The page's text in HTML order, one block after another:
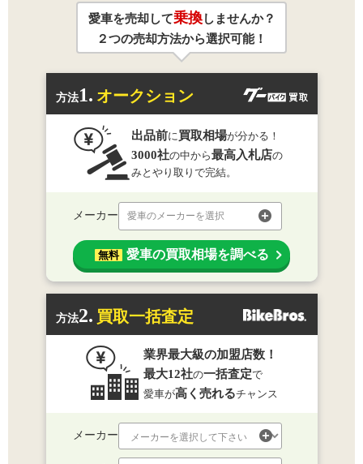
愛車を売却して乗換しませんか？
２つの売却方法から選択可能！
方法1. オークション
出品前に 買取相場が分かる！
3000社の中から最高入札店の
みとやり取りで完結。
メーカー 愛車のメーカーを選択
無料 愛車の買取相場を調べる
方法2. 買取一括査定
業界最大級の加盟店数！
最大12社の一括査定で
愛車が高く売れるチャンス
メーカー